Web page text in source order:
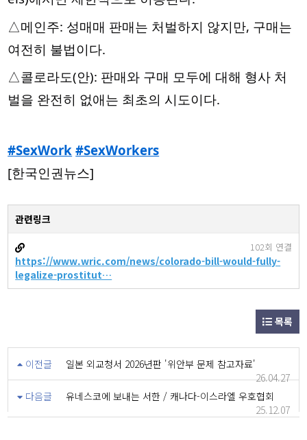
△메인주: 성매매 판매는 처벌하지 않지만, 구매는
여전히 불법이다.
△콜로라도(안): 판매와 구매 모두에 대해 형사 처
벌을 완전히 없애는 최초의 시도이다.
#SexWork #SexWorkers
[한국인권뉴스]
관련링크
https://www.wric.com/news/colorado-bill-would-fully-
legalize-prostitut…
102회 연결
목록
이전글
일본 외교청서 2026년판 '위안부 문제 참고자료'
26.04.27
다음글
유네스코에 보내는 서한 / 캐나다-이스라엘 우호협회
25.12.07